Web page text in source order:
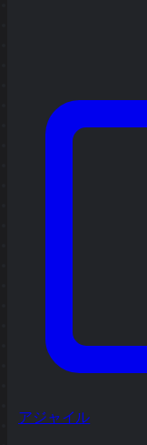
アジャイル